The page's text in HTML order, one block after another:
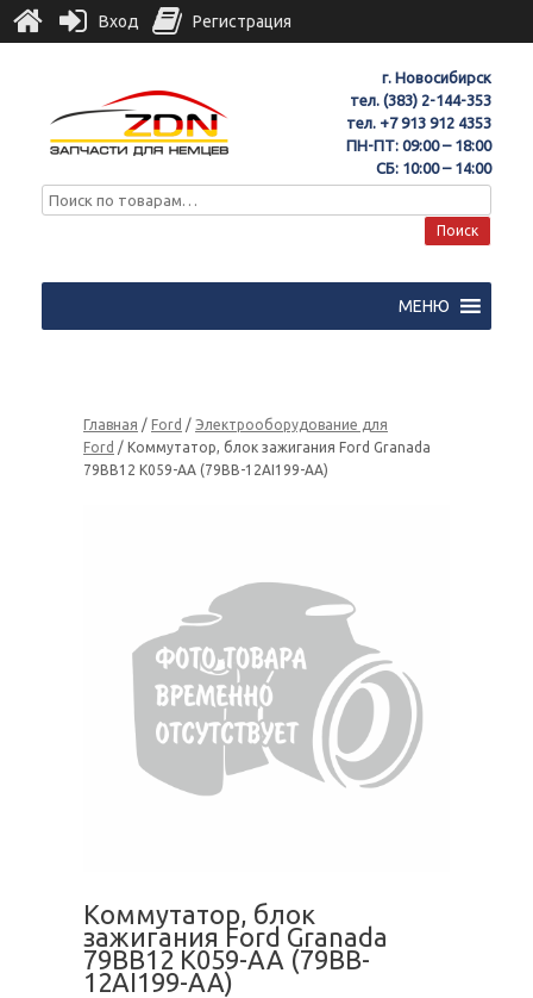
г. Новосибирск
тел. (383) 2-144-353
тел. +7 913 912 4353
ПН-ПТ: 09:00 – 18:00
СБ: 10:00 – 14:00
Поиск
МЕНЮ
Главная / Ford / Электрооборудование для
Ford / Коммутатор, блок зажигания Ford Granada
79BB12 K059-AA (79BB-12AI199-AA)
Коммутатор, блок
зажигания Ford Granada
79BB12 K059-AA (79BB-
12AI199-AA)
Вход Регистрация